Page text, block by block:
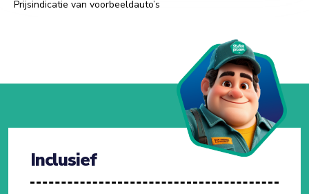
Prijsindicatie van voorbeeldauto’s
Inclusief